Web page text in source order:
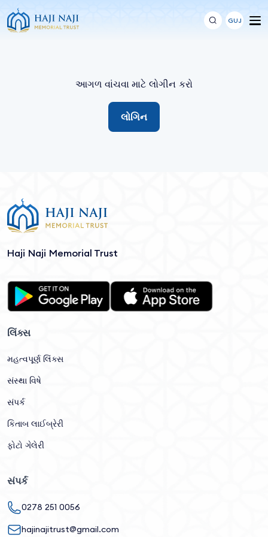
GUJ
આગળ વાંચવા માટે લોગીન કરો
લોગિન
Haji Naji Memorial Trust
લિંક્સ
મહત્વપૂર્ણ લિંક્સ
સંસ્થા વિષે
સંપર્ક
કિતાબ લાઈબ્રેરી
ફોટો ગેલેરી
સંપર્ક
0278 251 0056
hajinajitrust@gmail.com